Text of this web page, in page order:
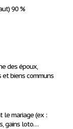
90 %
des époux,
biens communs
le mariage (ex :
gains loto…